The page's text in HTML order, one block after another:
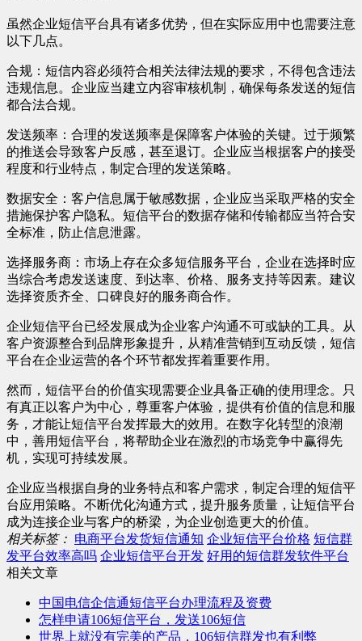
虽然企业短信平台具有诸多优势，但在实际应用中也需要注意
以下几点。
合规：短信内容必须符合相关法律法规的要求，不得包含违法
违规信息。企业应当建立内容审核机制，确保每条发送的短信
都合法合规。
发送频率：合理的发送频率是保障客户体验的关键。过于频繁
的推送会导致客户反感，甚至退订。企业应当根据客户的接受
程度和行业特点，制定合理的发送策略。
数据安全：客户信息属于敏感数据，企业应当采取严格的安全
措施保护客户隐私。短信平台的数据存储和传输都应当符合安
全标准，防止信息泄露。
选择服务商：市场上存在众多短信服务平台，企业在选择时应
当综合考虑发送速度、到达率、价格、服务支持等因素。建议
选择资质齐全、口碑良好的服务商合作。
企业短信平台已经发展成为企业客户沟通不可或缺的工具。从
客户资源整合到品牌形象提升，从精准营销到互动反馈，短信
平台在企业运营的各个环节都发挥着重要作用。
然而，短信平台的价值实现需要企业具备正确的使用理念。只
有真正以客户为中心，尊重客户体验，提供有价值的信息和服
务，才能让短信平台发挥最大的效用。在数字化转型的浪潮
中，善用短信平台，将帮助企业在激烈的市场竞争中赢得先
机，实现可持续发展。
企业应当根据自身的业务特点和客户需求，制定合理的短信平
台应用策略。不断优化沟通方式，提升服务质量，让短信平台
成为连接企业与客户的桥梁，为企业创造更大的价值。
相关标签： 电商平台发货短信通知 企业短信平台价格 短信群
发平台效率高吗 企业短信平台开发 好用的短信群发软件平台
相关文章
中国电信企信通短信平台办理流程及资费
怎样申请106短信平台，发送106短信
世界上就没有完美的产品，106短信群发也有利弊